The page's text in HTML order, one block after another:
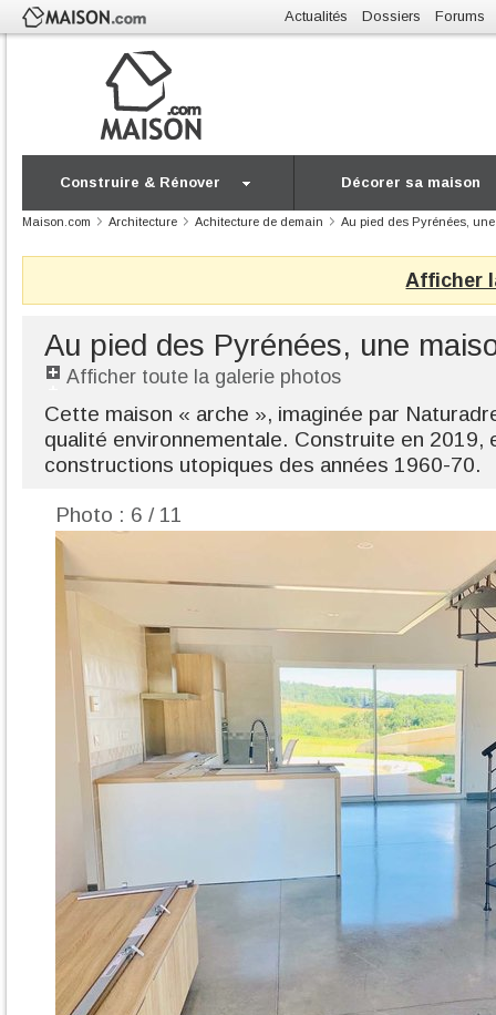
Actualités Dossiers Forums
Construire & Rénover Décorer sa maison
Maison.com Architecture Achitecture de demain Au pied des Pyrénées,
Afficher
Au pied des Pyrénées, une
Afficher toute la galerie photos
Cette maison « arche », imaginée par
qualité environnementale. Construite en 2019,
constructions utopiques des années 1960-70.
Photo : 6 / 11